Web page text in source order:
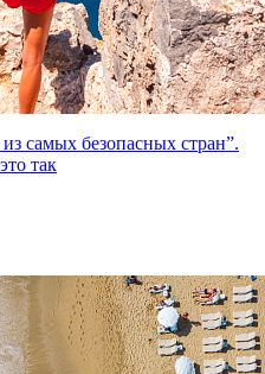
самых безопасных стран”.
так